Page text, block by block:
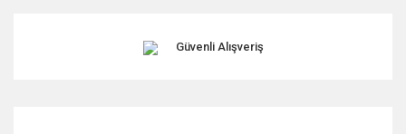
Güvenli Alışveriş